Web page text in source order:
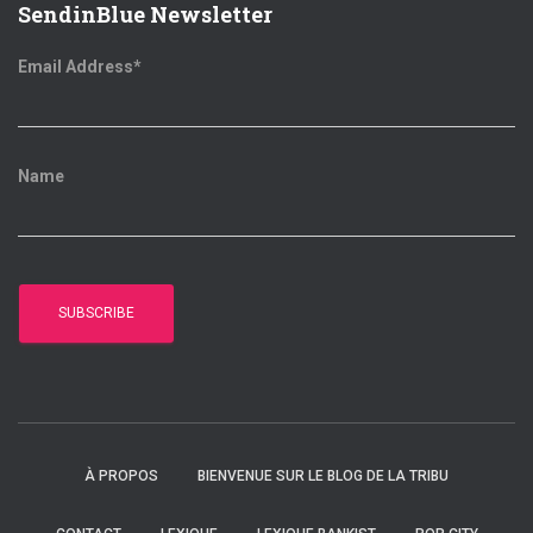
:SendinBlue Newsletter
Email Address*
Name
À PROPOS BIENVENUE SUR LE BLOG DE LA TRIBU